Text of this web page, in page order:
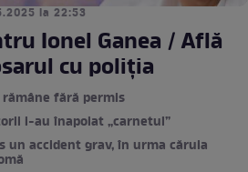
la 22:53
Ionel Ganea / Află
cu poliția
rămâne fără permis
i-au înapoiat „carnetul”
un accident grav, în urma căruia